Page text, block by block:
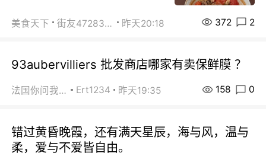
美食天下 街友472838572 昨天20:18 372 2
93aubervilliers 批发商店哪家有卖保鲜膜 ？
法国你问我答 Ert1234 昨天19:35 158 0
错过黄昏晚霞，还有满天星辰，海与风，温与
柔，爱与不爱皆自由。